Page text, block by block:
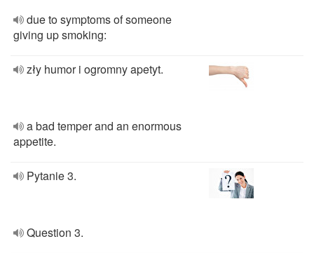
due to symptoms of someone
giving up smoking:
zły humor i ogromny apetyt.
a bad temper and an enormous
appetite.
Pytanie 3.
Question 3.